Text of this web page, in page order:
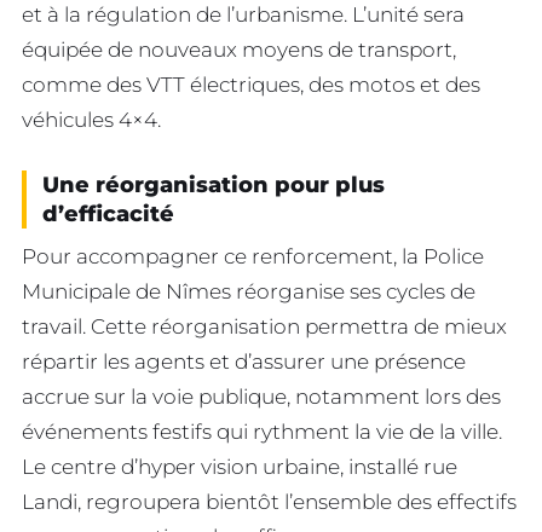
et à la régulation de l’urbanisme. L’unité sera
équipée de nouveaux moyens de transport,
comme des VTT électriques, des motos et des
véhicules 4×4.
Une réorganisation pour plus
d’efficacité
Pour accompagner ce renforcement, la Police
Municipale de Nîmes réorganise ses cycles de
travail. Cette réorganisation permettra de mieux
répartir les agents et d’assurer une présence
accrue sur la voie publique, notamment lors des
événements festifs qui rythment la vie de la ville.
Le centre d’hyper vision urbaine, installé rue
Landi, regroupera bientôt l’ensemble des effectifs